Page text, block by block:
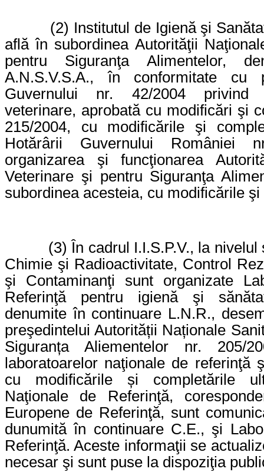
(2) Institutul de Igienă şi
află în subordinea Autorităţii
pentru Siguranţa Alimentelor,
A.N.S.V.S.A., în conformitate cu
Guvernului nr. 42/2004 privind
veterinare, aprobată cu modificări şi
215/2004, cu modificările şi
Hotărârii Guvernului României
organizarea şi funcţionarea
Veterinare şi pentru Siguranţa
subordinea acesteia, cu modificările
(3) În cadrul I.I.S.P.V., la
Chimie şi Radioactivitate, Control
şi Contaminanţi sunt organizate
Referinţă pentru igienă şi
denumite în continuare L.N.R.,
preşedintelui Autorității Naționale
Siguranța Aliementelor nr. 205/
laboratoarelor naţionale de referinţă
cu modificările și completările
Naţionale de Referinţă,
Europene de Referinţă, sunt
dunumită în continuare C.E., şi
Referinţă. Aceste informaţii se
necesar şi sunt puse la dispoziţia